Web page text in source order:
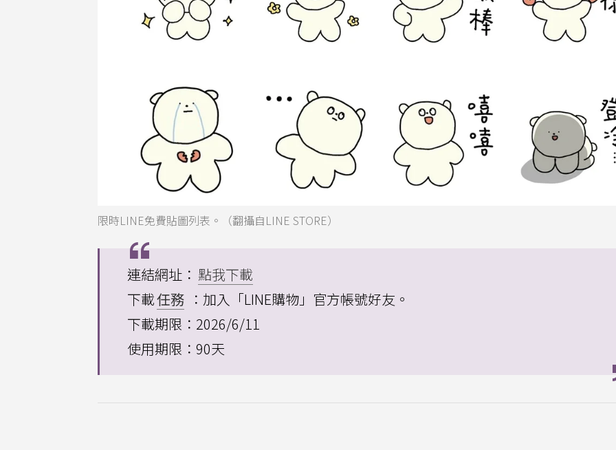
限時LINE免費貼圖列表。（翻攝自LINE STORE）
連結網址： 點我下載
下載任務 ：加入「LINE購物」官方帳號好友。
下載期限：2026/6/11
使用期限：90天